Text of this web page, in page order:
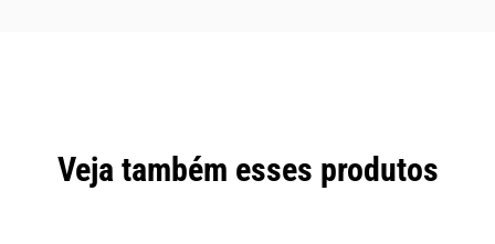
Veja também esses produtos